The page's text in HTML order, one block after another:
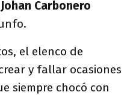
Johan Carbonero
el elenco de
y fallar ocasiones
siempre chocó con